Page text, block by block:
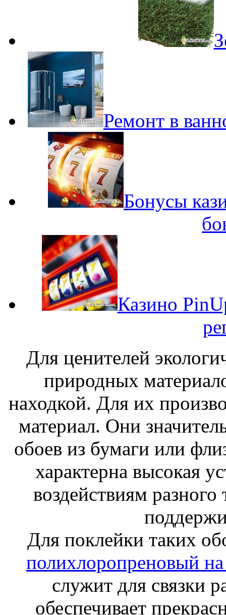
Ремонт в
Бонусы
Казино
Для ценителей
природных
находкой. Для их
материал. Они
обоев из бумаги или
характерна высокая
воздействиям
Для поклейки таких
полихлоропреновый
служит для связки
обеспечивает